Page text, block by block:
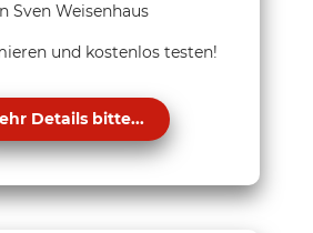
Sven Weisenhaus
und kostenlos testen!
Details bitte...